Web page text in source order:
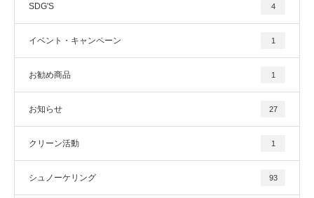
SDG'S 4
イベント・キャンペーン 1
お勧め商品 1
お知らせ 27
クリーン活動 1
シュノーケリング 93